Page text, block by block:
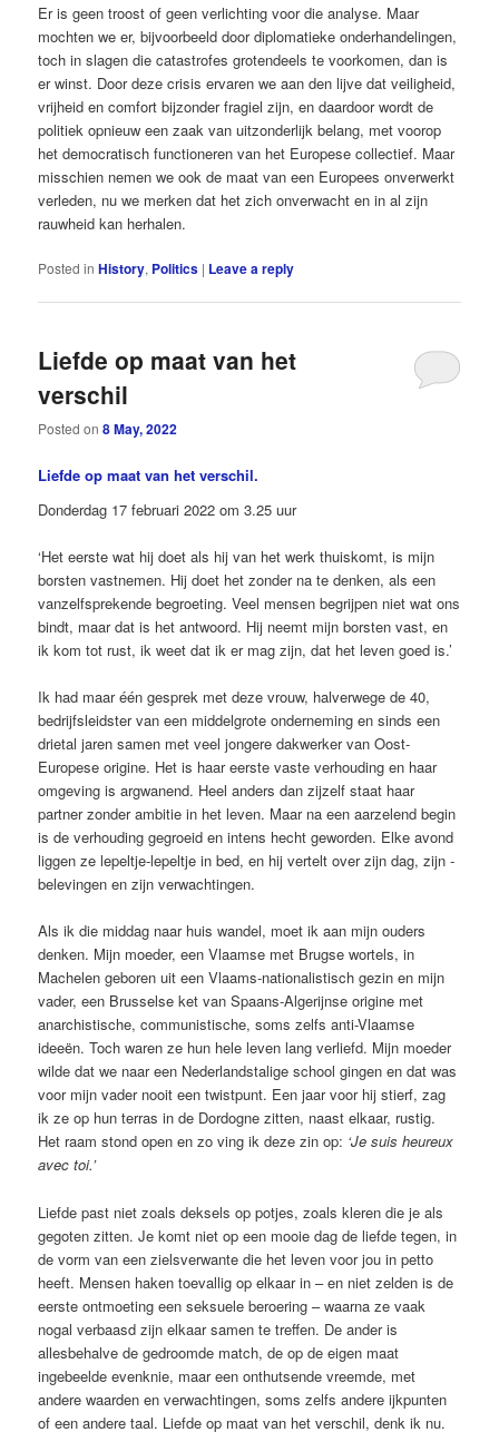
Er is geen troost of geen verlichting voor die analyse. Maar
mochten we er, bijvoorbeeld door diplomatieke onderhandelingen,
toch in ­slagen die catastrofes grotendeels te voorkomen, dan is
er winst. Door deze crisis ervaren we aan den lijve dat veiligheid,
vrijheid en comfort bijzonder fragiel zijn, en daardoor wordt de
politiek opnieuw een zaak van uitzonderlijk belang, met voorop
het democratisch functioneren van het Europese collectief. Maar
misschien nemen we ook de maat van een Europees onverwerkt
verleden, nu we merken dat het zich ­onverwacht en in al zijn
rauwheid kan herhalen.
Posted in History, Politics | Leave a reply
Liefde op maat van het
verschil
Posted on8 May, 2022
Liefde op maat van het verschil.
Donderdag 17 februari 2022 om 3.25 uur
‘Het eerste wat hij doet als hij van het werk thuiskomt, is mijn
borsten vastnemen. Hij doet het zonder na te denken, als een
vanzelfsprekende begroeting. Veel mensen begrijpen niet wat ons
bindt, maar dat is het antwoord. Hij neemt mijn borsten vast, en
ik kom tot rust, ik weet dat ik er mag zijn, dat het leven goed is.’
Ik had maar één gesprek met deze vrouw, halverwege de 40,
bedrijfsleidster van een middelgrote onderneming en sinds een
drietal jaren ­samen met veel jongere dakwerker van Oost-
Europese origine. Het is haar eerste vaste verhouding en haar
omgeving is argwanend. Heel anders dan zijzelf staat haar
partner zonder ambitie in het leven. Maar na een aarzelend begin
is de verhouding ­gegroeid en intens hecht geworden. Elke avond
liggen ze lepeltje-lepeltje in bed, en hij vertelt over zijn dag, zijn ­
belevingen en zijn verwachtingen.
Als ik die middag naar huis wandel, moet ik aan mijn ­ouders
denken. Mijn moeder, een Vlaamse met Brugse wortels, in
Machelen ­geboren uit een Vlaams-nationalistisch gezin en mijn
vader, een Brusselse ket van Spaans-Algerijnse origine met
anarchistische, communistische, soms zelfs anti-Vlaamse
ideeën. Toch waren ze hun hele leven lang verliefd. Mijn moeder
wilde dat we naar een Nederlandstalige school gingen en dat was
voor mijn vader nooit een twistpunt. Een jaar voor hij stierf, zag
ik ze op hun terras in de Dordogne zitten, naast elkaar, rustig.
Het raam stond open en zo ving ik deze zin op: ‘Je suis heureux
avec toi.’
Liefde past niet zoals deksels op potjes, zoals kleren die je als
gegoten zitten. Je komt niet op een mooie dag de liefde tegen, in
de vorm van een zielsverwante die het leven voor jou in petto
heeft. Mensen ­haken toevallig op elkaar in – en niet zelden is de
eerste ontmoeting een seksuele beroering – waarna ze vaak
nogal verbaasd zijn elkaar samen te treffen. De ander is
allesbehalve de ­gedroomde match, de op de eigen maat
ingebeelde evenknie, maar een onthutsende vreemde, met
andere waarden en verwachtingen, soms zelfs andere ijkpunten
of een andere taal. Liefde op maat van het verschil, denk ik nu.